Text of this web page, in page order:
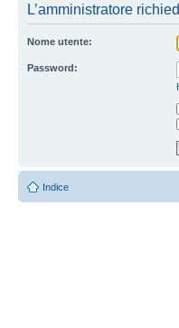
L’amministratore
Nome utente:
Password:
Indice